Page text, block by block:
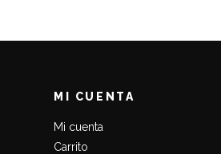
MI CUENTA
Mi cuenta
Carrito